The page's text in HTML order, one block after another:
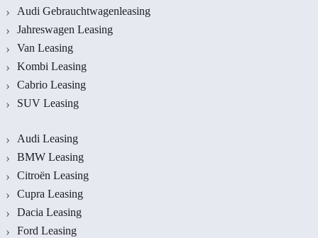
Audi Gebrauchtwagenleasing
Jahreswagen Leasing
Van Leasing
Kombi Leasing
Cabrio Leasing
SUV Leasing
Audi Leasing
BMW Leasing
Citroën Leasing
Cupra Leasing
Dacia Leasing
Ford Leasing